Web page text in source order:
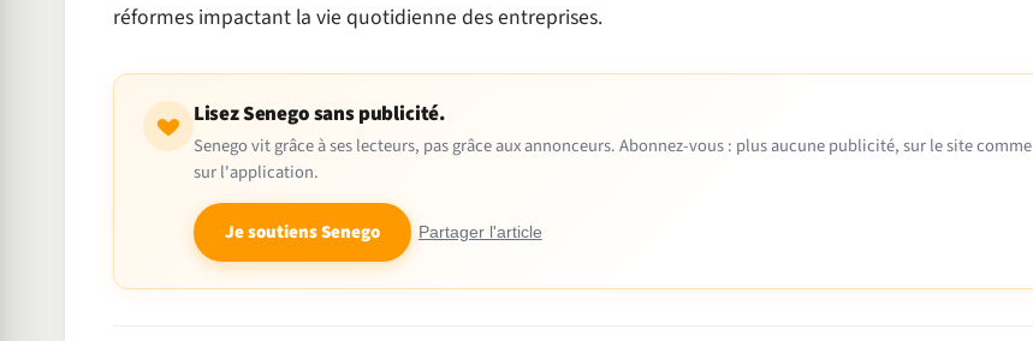
réformes impactant la vie quotidienne des entreprises.
Lisez Senego sans publicité.
Senego vit grâce à ses lecteurs, pas grâce aux annonceurs. Abonnez-vous : plus aucune publicité, sur le site comme
sur l'application.
Je soutiens Senego Partager l'article